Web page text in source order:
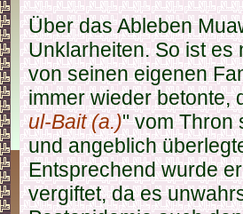
Über das Ableben
Unklarheiten. So ist
von seinen eigenen
immer wieder betonte,
ul-Bait (a.)" vom Thron
und angeblich
Entsprechend wurde
vergiftet, da es